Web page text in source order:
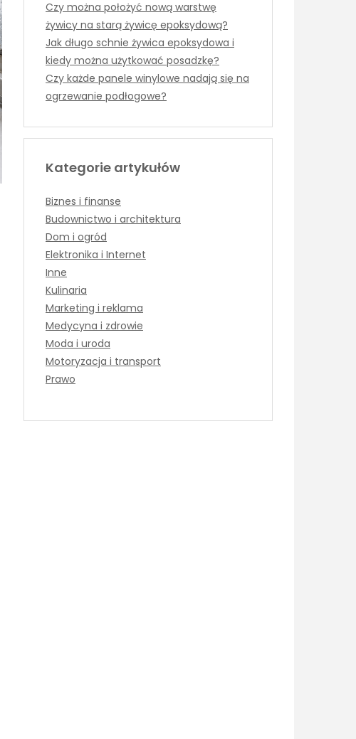
Czy można położyć nową warstwę
żywicy na starą żywicę epoksydową?
Jak długo schnie żywica epoksydowa i
kiedy można użytkować posadzkę?
Czy każde panele winylowe nadają się na
ogrzewanie podłogowe?
Kategorie artykułów
Biznes i finanse
Budownictwo i architektura
Dom i ogród
Elektronika i Internet
Inne
Kulinaria
Marketing i reklama
Medycyna i zdrowie
Moda i uroda
Motoryzacja i transport
Prawo